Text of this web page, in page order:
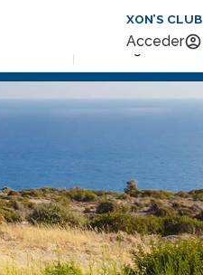
XON’S CLUB
Acceder
Promoción